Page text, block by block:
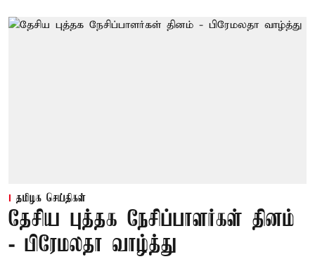
தமிழக செய்திகள்
தேசிய புத்தக நேசிப்பாளர்கள் தினம்
- பிரேமலதா வாழ்த்து